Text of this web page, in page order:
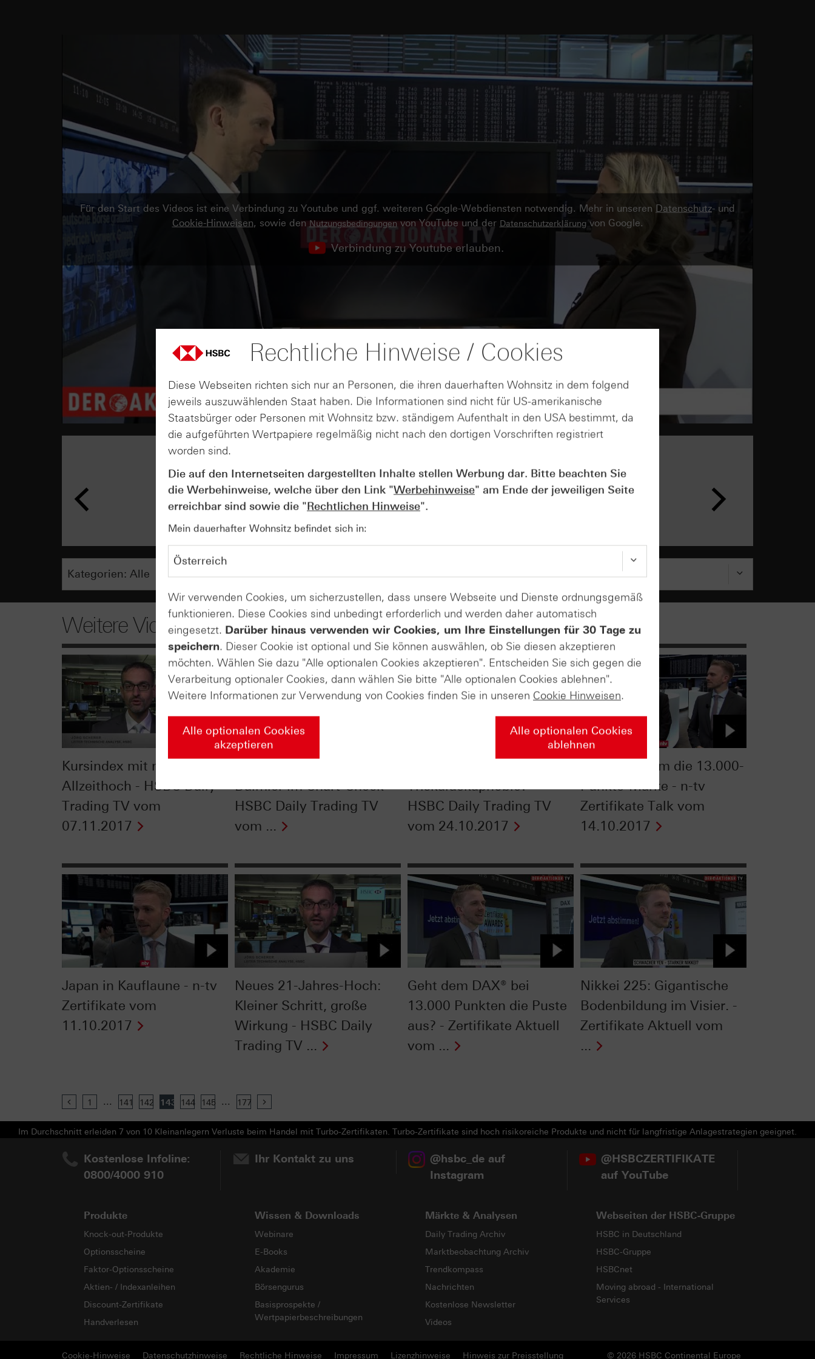
Für den Start des Videos ist eine Verbindung zu Youtube und ggf. weiteren Google-Webdiensten notwendig. Mehr in unseren Datenschutz- und
Cookie-Hinweisen, sowie denNutzungsbedingungenvon YouTube und der Datenschutzerklärungvon Google.
Verbindung zu Youtube erlauben.
AUGUST
07
Wie lange bleibt der DAX® in
Rekordlaune? - ntv Zertifikate
07.08.26
Weitere Videos
Kursindex mit neuem
Allzeithoch - HSBC Daily
Trading TV vom
07.11.2017
Daimler im Chart-Check -
HSBC Daily Trading TV
vom ...
Triskaidekaphobie? -
HSBC Daily Trading TV
vom 24.10.2017
Der Kampf um die 13.000-
Punkte-Marke - n-tv
Zertifikate Talk vom
14.10.2017
Japan in Kauflaune - n-tv
Zertifikate vom
11.10.2017
Neues 21-Jahres-Hoch:
Kleiner Schritt, große
Wirkung - HSBC Daily
Trading TV ...
Geht dem DAX® bei
13.000 Punkten die Puste
aus? - Zertifikate Aktuell
vom ...
Nikkei 225: Gigantische
Bodenbildung im Visier. -
Zertifikate Aktuell vom
...
Previous
1 ... 141 142 143 144 145 ... 177
Im Durchschnitt erleiden 7 von 10 Kleinanlegern Verluste beim Handel mit Turbo-Zertifikaten. Turbo-Zertifikate sind hoch risikoreiche Produkte und nicht für langfristige Anlagestrategien geeignet.
Kostenlose Infoline:
0800/4000 910
Ihr Kontakt zu uns
@hsbc_de auf
Instagram
@HSBCZERTIFIKATE
auf YouTube
Produkte
Knock-out-Produkte
Optionsscheine
Faktor-Optionsscheine
Aktien- / Indexanleihen
Discount-Zertifikate
Handverlesen
Wissen & Downloads
Webinare
E-Books
Akademie
Börsengurus
Basisprospekte /
Wertpapierbeschreibungen
Märkte & Analysen
Daily Trading Archiv
Marktbeobachtung Archiv
Trendkompass
Nachrichten
Kostenlose Newsletter
Videos
Webseiten der HSBC-Gruppe
HSBC in Deutschland
HSBC-Gruppe
HSBCnet
Moving abroad - International
Services
Cookie-Hinweise Datenschutzhinweise Rechtliche Hinweise Impressum Lizenzhinweise © 2026 HSBC Continental Europe
Hinweis zur Preisstellung
Rechtliche Hinweise / Cookies
Diese Webseiten richten sich nur an Personen, die ihren dauerhaften Wohnsitz in dem folgend
jeweils auszuwählenden Staat haben. Die Informationen sind nicht für US-amerikanische
Staatsbürger oder Personen mit Wohnsitz bzw. ständigem Aufenthalt in den USA bestimmt, da
die aufgeführten Wertpapiere regelmäßig nicht nach den dortigen Vorschriften registriert
worden sind.
Die auf den Internetseiten dargestellten Inhalte stellen Werbung dar. Bitte beachten Sie
die Werbehinweise, welche über den Link "Werbehinweise" am Ende der jeweiligen Seite
erreichbar sind sowie die "Rechtlichen Hinweise".
Mein dauerhafter Wohnsitz befindet sich in:
Wir verwenden Cookies, um sicherzustellen, dass unsere Webseite und Dienste ordnungsgemäß
funktionieren. Diese Cookies sind unbedingt erforderlich und werden daher automatisch
eingesetzt. Darüber hinaus verwenden wir Cookies, um Ihre Einstellungen für 30 Tage zu
speichern. Dieser Cookie ist optional und Sie können auswählen, ob Sie diesen akzeptieren
möchten. Wählen Sie dazu "Alle optionalen Cookies akzeptieren". Entscheiden Sie sich gegen die
Verarbeitung optionaler Cookies, dann wählen Sie bitte "Alle optionalen Cookies ablehnen".
Weitere Informationen zur Verwendung von Cookies finden Sie in unseren Cookie Hinweisen.
Alle optionalen Cookies
akzeptieren
Alle optionalen Cookies
ablehnen